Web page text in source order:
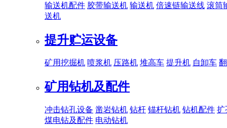
输送机配件 胶带输送机 输送机 倍速链输送线 滚筒
送机
提升贮运设备
矿用挖掘机 喷浆机 压路机 堆高车 提升机 自卸车
矿用钻机及配件
冲击钻孔设备 凿岩钻机 钻杆 锚杆钻机 钻机配件 扩
煤电钻及配件 电动钻机